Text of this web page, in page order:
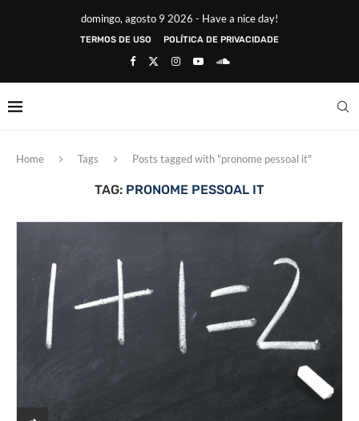
domingo, agosto 9 2026 - Have a nice day!
TERMOS DE USO POLÍTICA DE PRIVACIDADE
Home Tags Posts tagged with "pronome pessoal it"
TAG: PRONOME PESSOAL IT